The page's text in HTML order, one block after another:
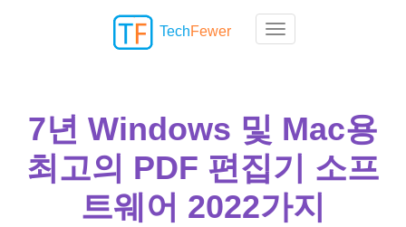
Toggle navigation
TechFewer
7년 Windows 및 Mac용
최고의 PDF 편집기 소프
트웨어 2022가지